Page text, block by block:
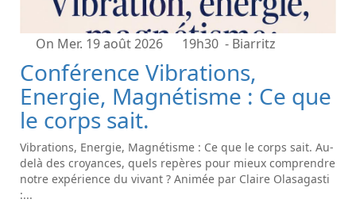
On Mer. 19 août 2026 19h30 - Biarritz
Conférence Vibrations,
Energie, Magnétisme : Ce que
le corps sait.
Vibrations, Energie, Magnétisme : Ce que le corps sait. Au-
delà des croyances, quels repères pour mieux comprendre
notre expérience du vivant ? Animée par Claire Olasagasti
:...